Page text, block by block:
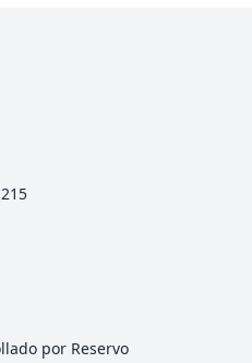
por Reservo